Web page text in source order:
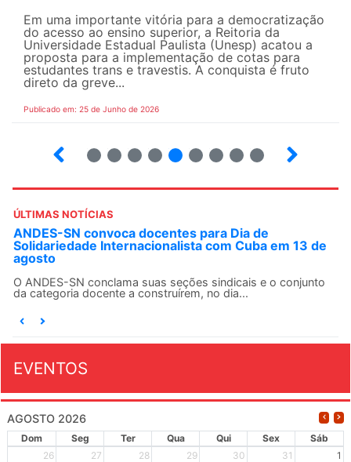
Em uma importante vitória para a democratização
do acesso ao ensino superior, a Reitoria da
Universidade Estadual Paulista (Unesp) acatou a
proposta para a implementação de cotas para
estudantes trans e travestis. A conquista é fruto
direto da greve...
Publicado em: 25 de Junho de 2026
ÚLTIMAS NOTÍCIAS
ANDES-SN convoca docentes para Dia de
Solidariedade Internacionalista com Cuba em 13 de
agosto
O ANDES-SN conclama suas seções sindicais e o conjunto
da categoria docente a construírem, no dia...
EVENTOS
AGOSTO 2026
Dom Seg Ter Qua Qui Sex
Sáb
26
27 28 29 30 31 1